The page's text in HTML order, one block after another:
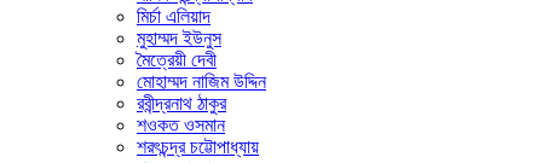
মির্চা এলিয়াদ
মুহাম্মদ ইউনুস
মৈত্রেয়ী দেবী
মোহাম্মদ নাজিম উদ্দিন
রবীন্দ্রনাথ ঠাকুর
শওকত ওসমান
শরৎচন্দ্র চট্টোপাধ্যায়